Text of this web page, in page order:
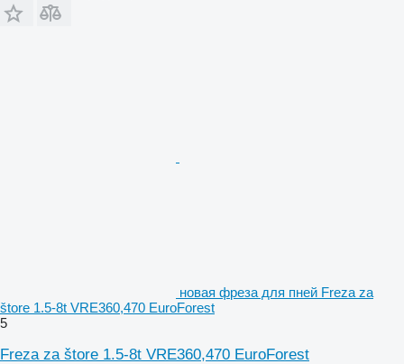
новая фреза для пней Freza za
štore 1.5-8t VRE360,470 EuroForest
5
Freza za štore 1.5-8t VRE360,470 EuroForest